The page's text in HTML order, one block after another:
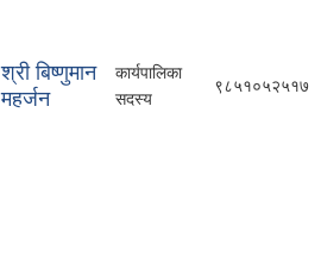
श्री बिष्णुमान
महर्जन
कार्यपालिका
सदस्य
९८५१०५२५१७